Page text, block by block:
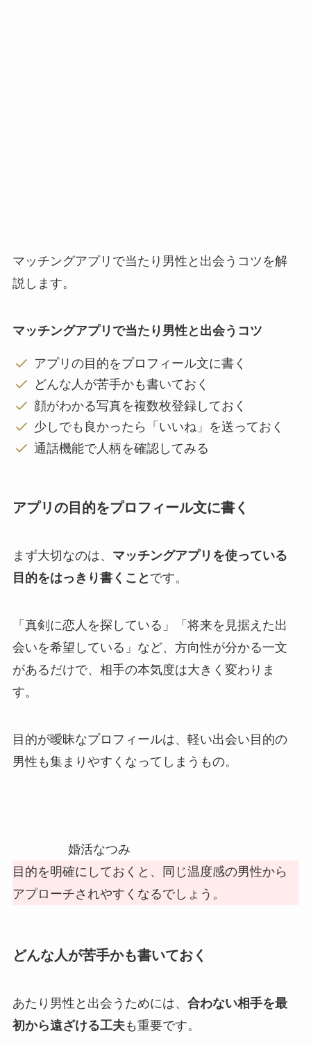
マッチングアプリで当たり男性と出会うコツを解
説します。
マッチングアプリで当たり男性と出会うコツ
アプリの目的をプロフィール文に書く
どんな人が苦手かも書いておく
顔がわかる写真を複数枚登録しておく
少しでも良かったら「いいね」を送っておく
通話機能で人柄を確認してみる
アプリの目的をプロフィール文に書く
まず大切なのは、 マッチングアプリを使っている
目的をはっきり書くこと です。
「真剣に恋人を探している」「将来を見据えた出
会いを希望している」など、方向性が分かる一文
があるだけで、相手の本気度は大きく変わりま
す。
目的が曖昧なプロフィールは、軽い出会い目的の
男性も集まりやすくなってしまうもの。
婚活なつみ
目的を明確にしておくと、同じ温度感の男性から
アプローチされやすくなるでしょう。
どんな人が苦手かも書いておく
あたり男性と出会うためには、 合わない相手を最
初から遠ざける工夫も重要です。